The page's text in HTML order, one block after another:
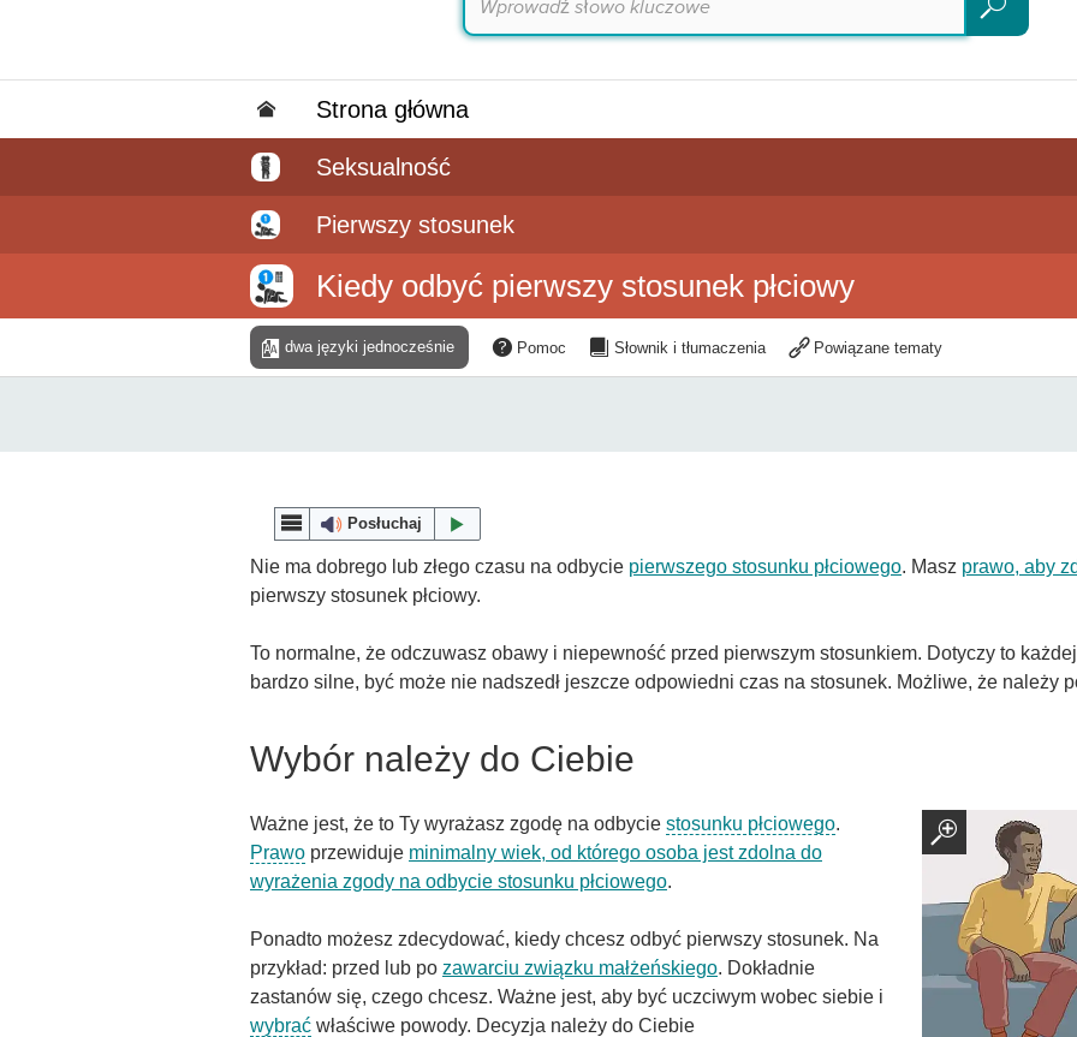
Szukaj
Strona główna
Seksualność
Pierwszy stosunek
Kiedy odbyć pierwszy stosunek płciowy
dwa języki jednocześnie Pomoc Słownik i tłumaczenia Powiązane tematy
Posłuchaj
Nie ma dobrego lub złego czasu na odbycie pierwszego stosunku płciowego. Masz prawo, aby
pierwszy stosunek płciowy.
To normalne, że odczuwasz obawy i niepewność przed pierwszym stosunkiem. Dotyczy to
bardzo silne, być może nie nadszedł jeszcze odpowiedni czas na stosunek. Możliwe, że należy
Wybór należy do Ciebie
Ważne jest, że to Ty wyrażasz zgodę na odbycie stosunku płciowego.
Prawo przewiduje minimalny wiek, od którego osoba jest zdolna do
wyrażenia zgody na odbycie stosunku płciowego.
Ponadto możesz zdecydować, kiedy chcesz odbyć pierwszy stosunek. Na
przykład: przed lub po zawarciu związku małżeńskiego. Dokładnie
zastanów się, czego chcesz. Ważne jest, aby być uczciwym wobec siebie i
wybrać właściwe powody. Decyzja należy do Ciebie